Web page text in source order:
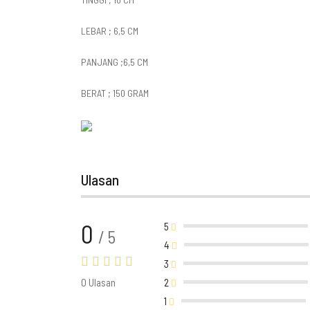
LEBAR ; 6,5 CM
PANJANG ;6,5 CM
BERAT ; 150 GRAM
Ulasan
0 / 5
0 Ulasan
5
4
3
2
1